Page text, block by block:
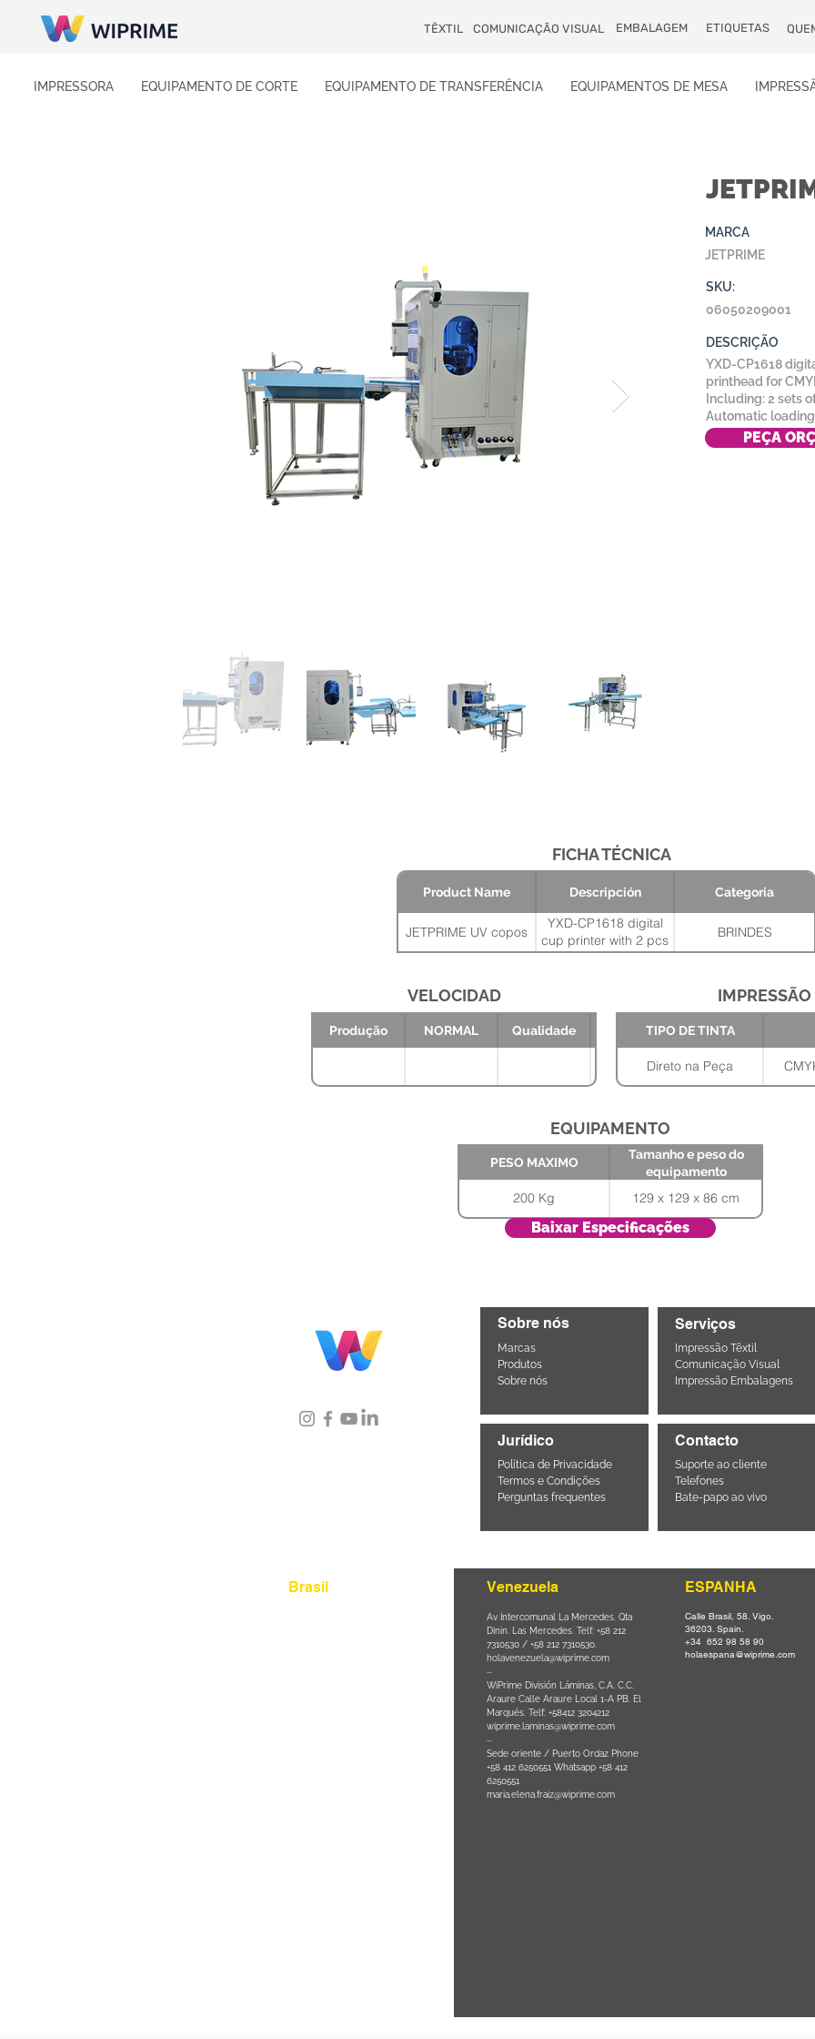
TÊXTIL COMUNICAÇÃO VISUAL EMBALAGEM ETIQUETAS
IMPRESSORA EQUIPAMENTO DE CORTE EQUIPAMENTO DE TRANSFERÊNCIA EQUIPAMENTOS DE MESA
MARCA
JETPRIME
SKU:
06050209001
DESCRIÇÃO
YXD-CP1618
printhead for
Including: 2 sets
Automatic
220V single phase
PEÇA
FICHA TÉCNICA
Product Name Descripción Categoria
JETPRIME UV copos
YXD-CP1618 digital
cup printer with 2 pcs
Ricoh Gen5i printhead
cups mold (8 pcs of
each mold), Automatic
loading and unloading
and Corona treatment.
220V single phase
BRINDES
VELOCIDAD
Produção NORMAL Qualidade
MAXIMO
Tamanho e
peso do
equipamento
200 Kg
129 x 129 x 86
cm
IMPRESSÃO
TIPO DE TINTA
Direto na Peça
EQUIPAMENTO
PESO MAXIMO
Tamanho e peso do
equipamento
200 Kg 129 x 129 x 86 cm
Baixar Especificações
Sobre nós
Marcas
Produtos
Sobre nós
Jurídico
Política de Privacidade
Termos e Condições
Perguntas frequentes
Serviços
Impressão Têxtil
Comunicação Visual
Impressão Embalagens
Contacto
Suporte ao cliente
Telefones
Bate-papo ao vivo
Brasil Venezuela
Av Intercomunal La Mercedes. Qta
Dinin. Las Mercedes. Telf: +58 212
7310530 / +58 212 7310530.
holavenezuela@wiprime.com
⏤
WiPrime División Láminas, C.A. C.C.
Araure Calle Araure Local 1-A PB. El
Marqués. Telf: +58412 3204212
wiprime.laminas@wiprime.com
⏤
Sede oriente / Puerto Ordaz Phone
+58 412 6250551 Whatsapp +58 412
6250551
maria.elena.fraiz@wiprime.com
ESPANHA
Calle Brasil, 58. Vigo.
36203. Spain.
+34 652 98 58 90
holaespana@wiprime.com